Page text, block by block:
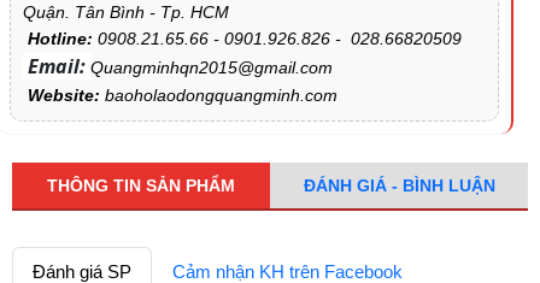
Quận. Tân Bình - Tp. HCM
Hotline: 0908.21.65.66 - 0901.926.826 - 028.66820509
Email: Quangminhqn2015@gmail.com
Website: baoholaodongquangminh.com
THÔNG TIN SẢN PHẨM ĐÁNH GIÁ - BÌNH LUẬN
Đánh giá SP Cảm nhận KH trên Facebook